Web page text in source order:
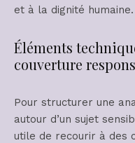
et à la dignité humaine.
Éléments
couverture
Pour structurer une
autour d’un sujet
utile de recourir à des